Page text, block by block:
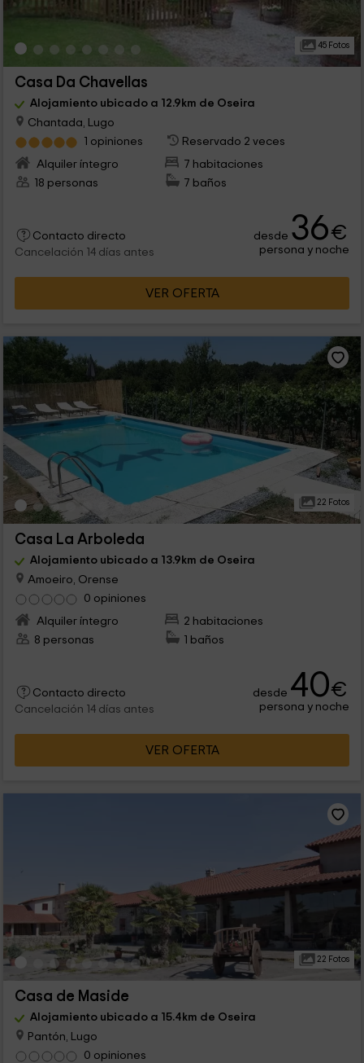
45 Fotos
Casa Da Chavellas
Alojamiento ubicado a 12.9km de Oseira
Chantada, Lugo
1 opiniones
Reservado 2 veces
Alquiler íntegro
7 habitaciones
18 personas
7 baños
Contacto directo
Cancelación 14 días antes
desde 36€
persona y noche
VER OFERTA
22 Fotos
Casa La Arboleda
Alojamiento ubicado a 13.9km de Oseira
Amoeiro, Orense
0 opiniones
Alquiler íntegro
2 habitaciones
8 personas
1 baños
Contacto directo
Cancelación 14 días antes
desde 40€
persona y noche
VER OFERTA
22 Fotos
Casa de Maside
Alojamiento ubicado a 15.4km de Oseira
Pantón, Lugo
0 opiniones